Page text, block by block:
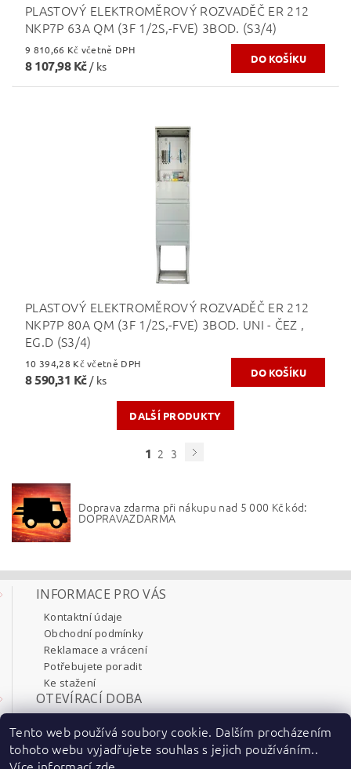
PLASTOVÝ ELEKTROMĚROVÝ ROZVADĚČ ER 212
NKP7P 63A QM (3F 1/2S,-FVE) 3BOD. (S3/4)
9 810,66 Kč včetně DPH
8 107,98 Kč / ks
PLASTOVÝ ELEKTROMĚROVÝ ROZVADĚČ ER 212
NKP7P 80A QM (3F 1/2S,-FVE) 3BOD. UNI - ČEZ ,
EG.D (S3/4)
10 394,28 Kč včetně DPH
8 590,31 Kč / ks
DALŠÍ PRODUKTY
1 2 3
Doprava zdarma při nákupu nad 5 000 Kč kód:
DOPRAVAZDARMA
INFORMACE PRO VÁS
Kontaktní údaje
Obchodní podmínky
Reklamace a vrácení
Potřebujete poradit
Ke stažení
OTEVÍRACÍ DOBA
Úterý 8:00 - 17:30
Středa 8:00 - 17:30
Tento web používá soubory cookie. Dalším procházením
tohoto webu vyjadřujete souhlas s jejich používáním..